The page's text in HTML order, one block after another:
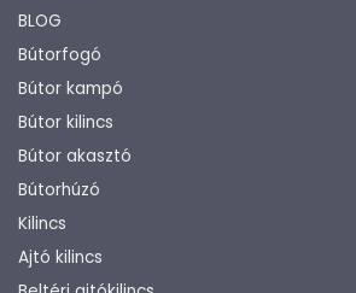
BLOG
Bútorfogó
Bútor kampó
Bútor kilincs
Bútor akasztó
Bútorhúzó
Kilincs
Ajtó kilincs